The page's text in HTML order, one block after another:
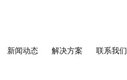
新闻动态 解决方案 联系我们